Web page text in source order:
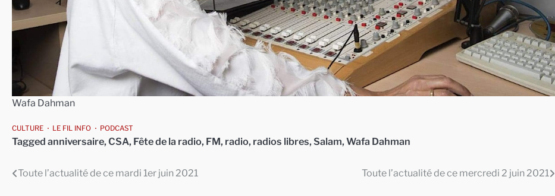
Wafa Dahman
CULTURE LE FIL INFO PODCAST
Tagged anniversaire, CSA, Fête de la radio, FM, radio, radios libres, Salam, Wafa Dahman
Navigation
Toute l’actualité de ce mardi 1er juin 2021 Toute l’actualité de ce mercredi 2 juin 2021